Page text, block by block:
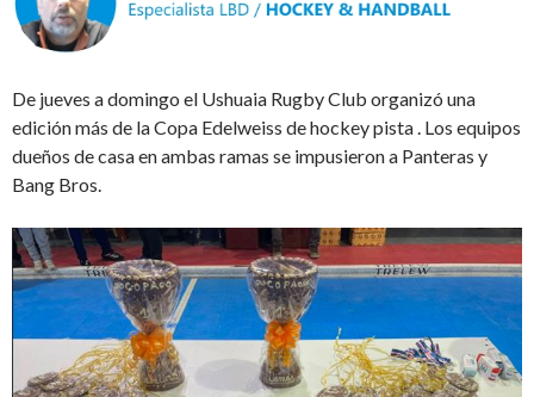
De jueves a domingo el Ushuaia Rugby Club organizó una
edición más de la Copa Edelweiss de hockey pista . Los equipos
dueños de casa en ambas ramas se impusieron a Panteras y
Bang Bros.